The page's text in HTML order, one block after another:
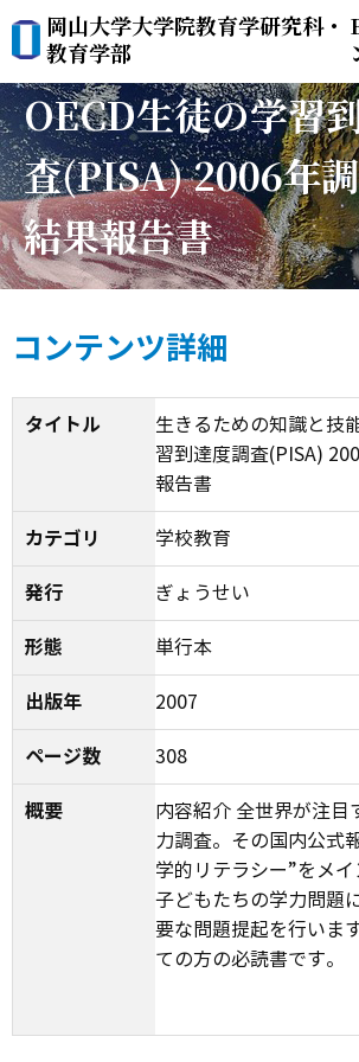
岡山大学大学院教育学研究科・
教育学部
生きるための知識
OECD生徒の学習
査(PISA) 2006年
結果報告書
コンテンツ詳細
タイトル
生きるための知識と技
習到達度調査(PISA)
報告書
カテゴリ 学校教育
発行 ぎょうせい
形態 単行本
出版年 2007
ページ数 308
概要
内容紹介 全世界が注目
力調査。その国内公式
学的リテラシー”をメ
子どもたちの学力問題
要な問題提起を行いま
ての方の必読書です。